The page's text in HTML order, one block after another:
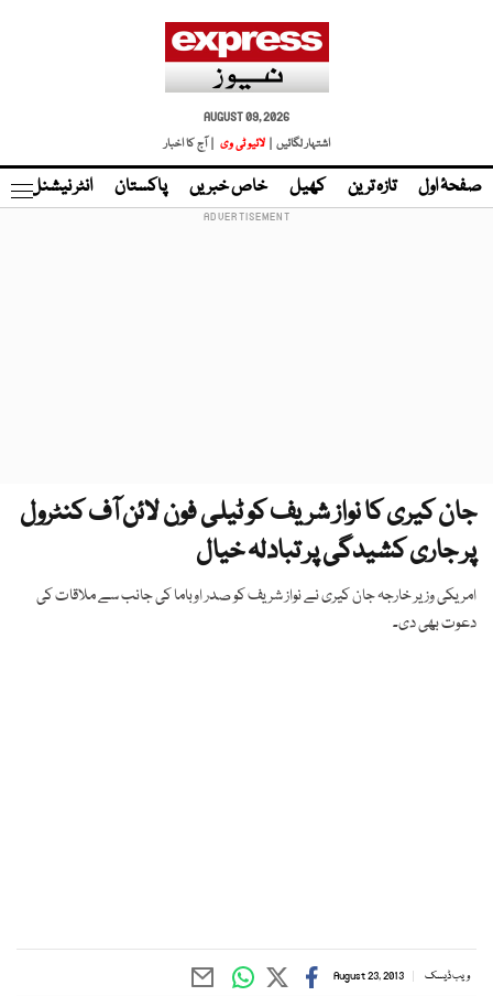
AUGUST 09, 2026
اشتہار لگائیں |
لائیو ٹی وی | آج کا اخبار
صفحۂ اول تازہ ترین کھیل خاص خبریں پاکستان انٹر نیشنل
جان کیری کا نواز شریف کو ٹیلی فون لائن آف کنٹرول
پر جاری کشیدگی پر تبادلہ خیال
امریکی وزیر خارجہ جان کیری نے نواز شریف کو صدر اوباما کی جانب سے ملاقات کی
دعوت بھی دی۔
ویب ڈیسک August 23, 2013